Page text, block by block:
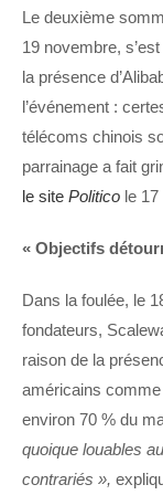
Le deuxième
19 novembre,
la présence
l’événement :
télécoms chinois
parrainage a fait
le site Politico le
« Objectifs
Dans la foulée, le
fondateurs,
raison de la
américains
environ 70 % du
quoique louables
contrariés »,